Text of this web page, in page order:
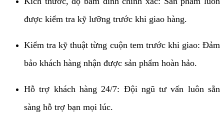
được kiểm tra kỹ lưỡng trước khi giao hàng.
Kiểm tra kỹ thuật từng cuộn tem trước khi giao: Đảm
bảo khách hàng nhận được sản phẩm hoàn hảo.
Hỗ trợ khách hàng 24/7: Đội ngũ tư vấn luôn sẵn
sàng hỗ trợ bạn mọi lúc.